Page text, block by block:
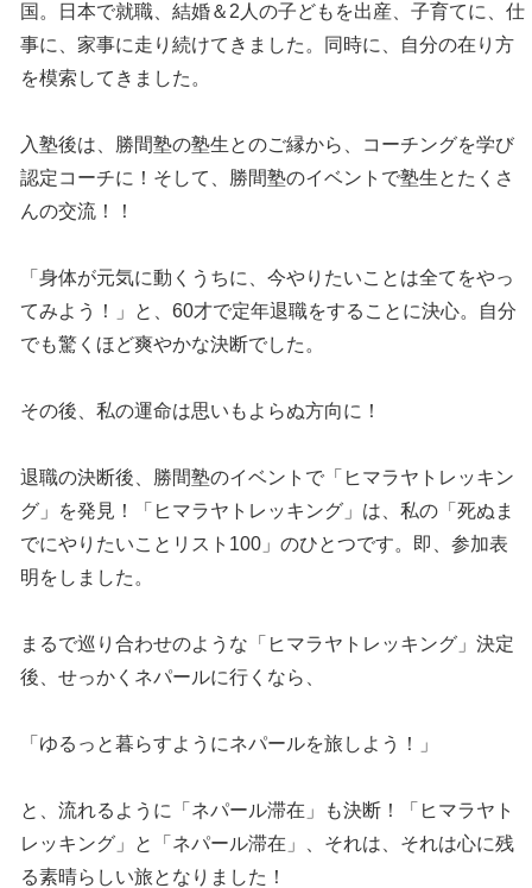
国。日本で就職、結婚＆2人の子どもを出産、子育てに、仕
事に、家事に走り続けてきました。同時に、自分の在り方
を模索してきました。
入塾後は、勝間塾の塾生とのご縁から、コーチングを学び
認定コーチに！そして、勝間塾のイベントで塾生とたくさ
んの交流！！
「身体が元気に動くうちに、今やりたいことは全てをやっ
てみよう！」と、60才で定年退職をすることに決心。自分
でも驚くほど爽やかな決断でした。
その後、私の運命は思いもよらぬ方向に！
退職の決断後、勝間塾のイベントで「ヒマラヤトレッキン
グ」を発見！「ヒマラヤトレッキング」は、私の「死ぬま
でにやりたいことリスト100」のひとつです。即、参加表
明をしました。
まるで巡り合わせのような「ヒマラヤトレッキング」決定
後、せっかくネパールに行くなら、
「ゆるっと暮らすようにネパールを旅しよう！」
と、流れるように「ネパール滞在」も決断！「ヒマラヤト
レッキング」と「ネパール滞在」、それは、それは心に残
る素晴らしい旅となりました！